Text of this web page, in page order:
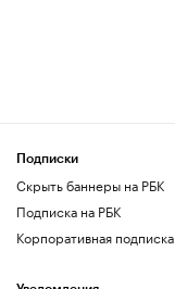
Подписки
Скрыть баннеры на РБК
Подписка на РБК
Корпоративная подписка